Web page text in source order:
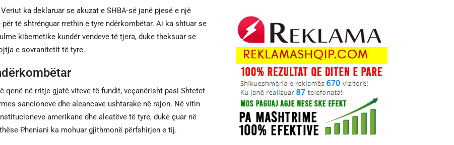
ka deklaruar se akuzat e SHBA-së janë pjesë e një
të shtrënguar rrethin e tyre ndërkombëtar. Ai ka shtuar se
kibernetike kundër vendeve të tjera, duke theksuar se
e sovranitetit të tyre.
qenë në rritje gjatë viteve të fundit, veçanërisht pasi Shtetet
sancioneve dhe aleancave ushtarake në rajon. Në vitin
amerikane dhe aleatëve të tyre, duke çuar në
Pheniani ka mohuar gjithmonë përfshirjen e tij.